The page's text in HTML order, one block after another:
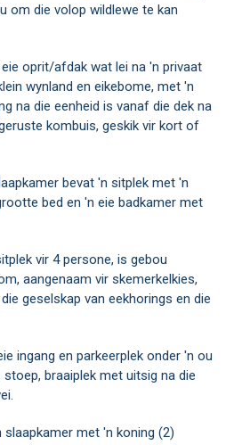
om die volop wildlewe te kan
oprit/afdak wat lei na 'n privaat
wynland en eikebome, met 'n
na die eenheid is vanaf die dek na
kombuis, geskik vir kort of
bevat 'n sitplek met 'n
bed en 'n eie badkamer met
vir 4 persone, is gebou
aangenaam vir skemerkelkies,
geselskap van eekhorings en die
ingang en parkeerplek onder 'n ou
braaiplek met uitsig na die
slaapkamer met 'n koning (2)